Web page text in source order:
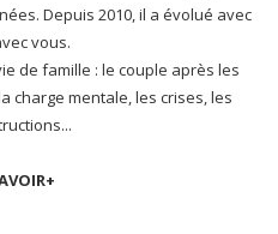
Depuis 2010, il a évolué avec
vous.
de famille : le couple après les
charge mentale, les crises, les